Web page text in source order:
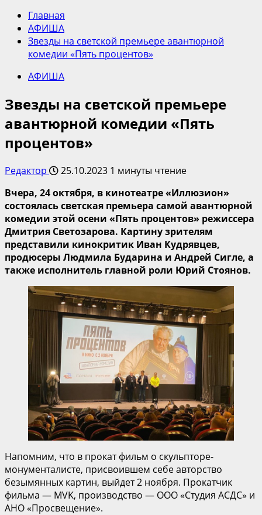
Главная
АФИША
Звезды на светской премьере авантюрной
комедии «Пять процентов»
АФИША
Звезды на светской премьере
авантюрной комедии «Пять
процентов»
Редактор 25.10.2023 1 минуты чтение
Вчера, 24 октября, в кинотеатре «Иллюзион»
состоялась светская премьера самой авантюрной
комедии этой осени «Пять процентов» режиссера
Дмитрия Светозарова. Картину зрителям
представили кинокритик Иван Кудрявцев,
продюсеры Людмила Бударина и Андрей Сигле, а
также исполнитель главной роли Юрий Стоянов.
Напомним, что в прокат фильм о скульпторе-
монументалисте, присвоившем себе авторство
безымянных картин, выйдет 2 ноября. Прокатчик
фильма — MVK, производство — ООО «Студия АСДС» и
АНО «Просвещение».